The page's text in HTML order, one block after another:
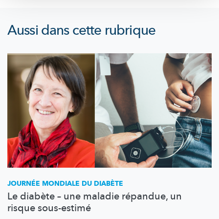
Aussi dans cette rubrique
JOURNÉE MONDIALE DU DIABÈTE
Le diabète – une maladie répandue, un
risque sous-estimé